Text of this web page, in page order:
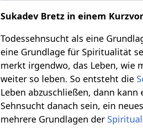
Sukadev Bretz in einem
Todessehnsucht als eine
eine Grundlage für Spiritualität
merkt irgendwo, das Leben, wie
weiter so leben. So entsteht die
Leben abzuschließen, dann
Sehnsucht danach sein, ein
mehrere Grundlagen der